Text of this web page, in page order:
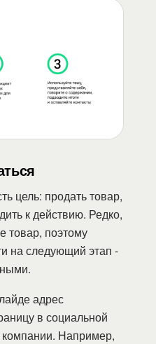
цель: продать товар,
к действию. Редко,
товар, поэтому
на следующий этап -
адрес
в социальной
Например,